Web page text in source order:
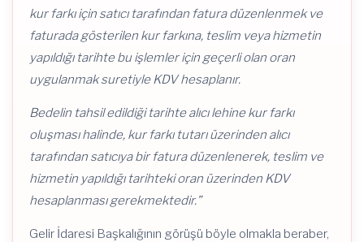
kur farkı için satıcı tarafından fatura düzenlenmek ve
faturada gösterilen kur farkına, teslim veya hizmetin
yapıldığı tarihte bu işlemler için geçerli olan oran
uygulanmak suretiyle KDV hesaplanır.
Bedelin tahsil edildiği tarihte alıcı lehine kur farkı
oluşması halinde, kur farkı tutarı üzerinden alıcı
tarafından satıcıya bir fatura düzenlenerek, teslim ve
hizmetin yapıldığı tarihteki oran üzerinden KDV
hesaplanması gerekmektedir.”
Gelir İdaresi Başkalığının görüşü böyle olmakla beraber,